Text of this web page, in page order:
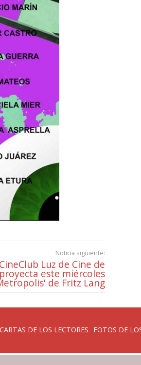
Noticia siguiente:
Luz de Cine de
este miércoles
de Fritz Lang
CARTAS DE LOS LECTORES
FOTOS DE